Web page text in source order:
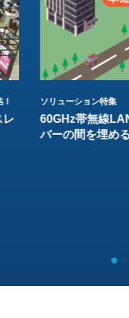
レ
ソリューション特集
60GHz帯無線
バーの間を埋め